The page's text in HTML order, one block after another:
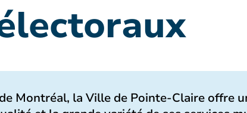
de Montréal, la Ville de Pointe-Claire offre